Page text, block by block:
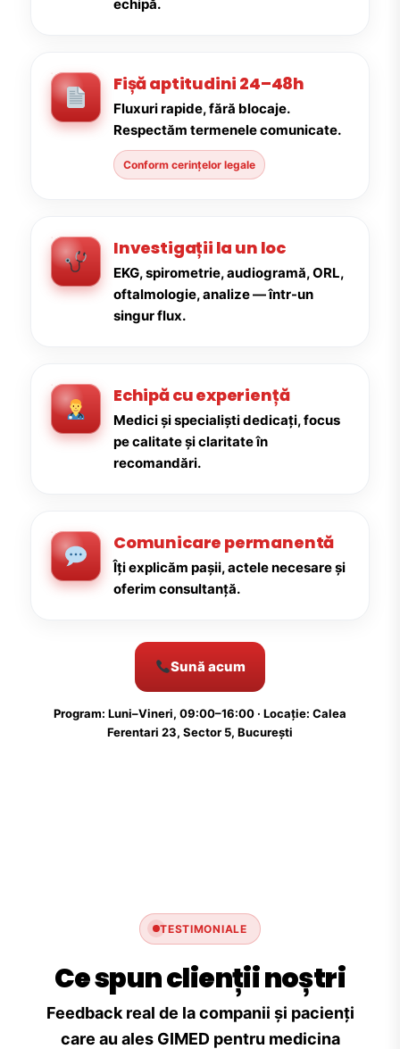
echipă.
Fișă aptitudini 24–48h
Fluxuri rapide, fără blocaje.
Respectăm termenele comunicate.
Conform cerințelor legale
Investigații la un loc
EKG, spirometrie, audiogramă, ORL,
oftalmologie, analize — într-un
singur flux.
Echipă cu experiență
Medici și specialiști dedicați, focus
pe calitate și claritate în
recomandări.
Comunicare permanentă
Îți explicăm pașii, actele necesare și
oferim consultanță.
Sună acum
Program: Luni–Vineri, 09:00–16:00 · Locație: Calea
Ferentari 23, Sector 5, București
TESTIMONIALE
Ce spun clienții noștri
Feedback real de la companii și pacienți
care au ales GIMED pentru medicina